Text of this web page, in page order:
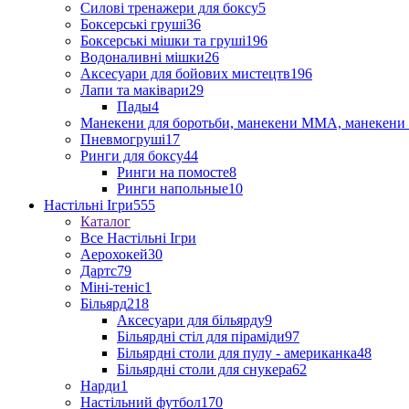
Силові тренажери для боксу5
Боксерські груші36
Боксерські мішки та груші196
Водоналивні мішки26
Аксесуари для бойових мистецтв196
Лапи та маківари29
Пады4
Манекени для боротьби, манекени ММА, манекени
Пневмогруші17
Ринги для боксу44
Ринги на помосте8
Ринги напольные10
Настільні Ігри555
Каталог
Все Настільні Ігри
Аерохокей30
Дартс79
Міні-теніс1
Більярд218
Аксесуари для більярду9
Більярдні стіл для піраміди97
Більярдні столи для пулу - американка48
Більярдні столи для снукера62
Нарди1
Настільний футбол170